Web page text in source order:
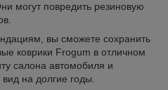
могут повредить резиновую
вы сможете сохранить
коврики Frogum в отличном
салона автомобиля и
на долгие годы.